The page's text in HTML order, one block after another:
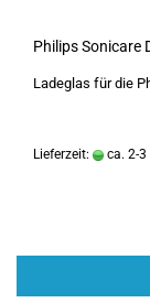
Philips Sonicare
Ladeglas für die
Lieferzeit: ca. 2-3